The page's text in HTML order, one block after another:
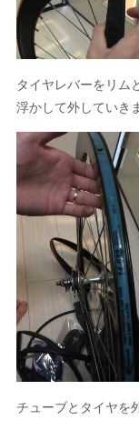
タイヤレバーをリム
浮かして外していき
チューブとタイヤを